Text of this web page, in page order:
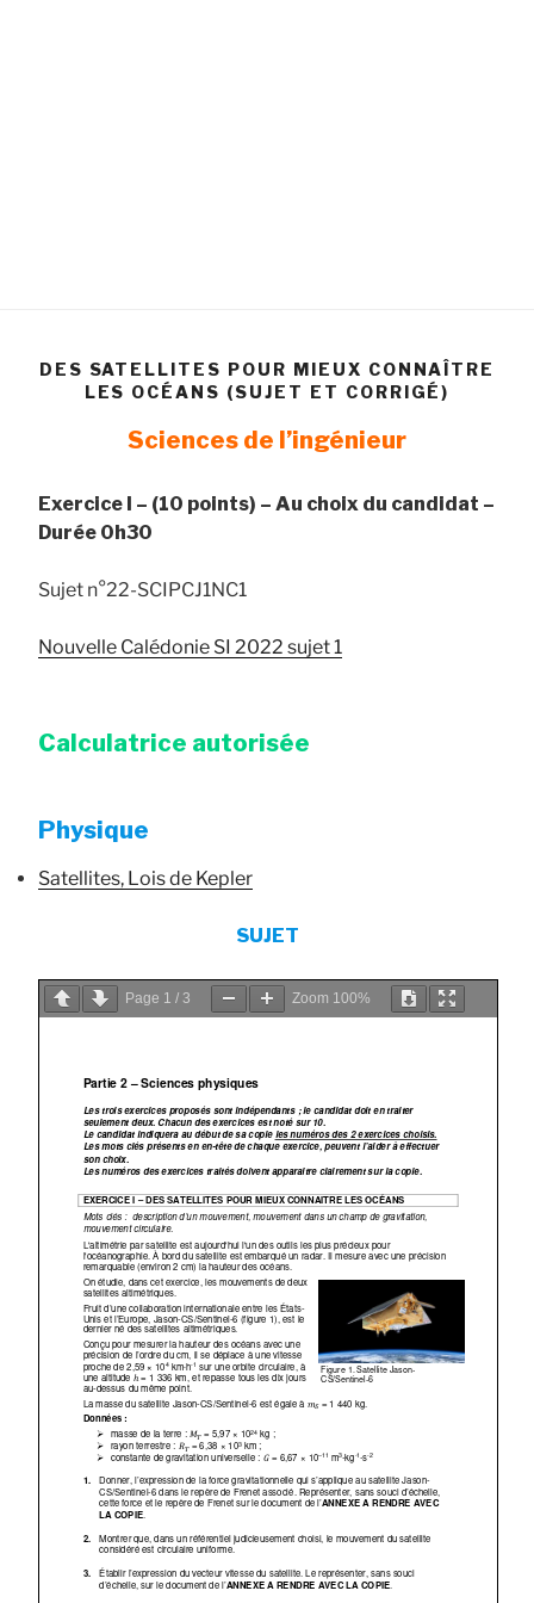
DES SATELLITES POUR MIEUX CONNAÎTRE
LES OCÉANS (SUJET ET CORRIGÉ)
Sciences de l’ingénieur
Exercice I – (10 points) – Au choix du candidat –
Durée 0h30
Sujet n°22-SCIPCJ1NC1
Nouvelle Calédonie SI 2022 sujet 1
Calculatrice autorisée
Physique
Satellites, Lois de Kepler
SUJET
Page 1 / 3 Zoom 100%